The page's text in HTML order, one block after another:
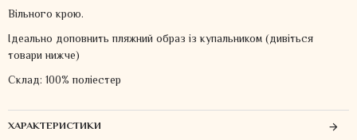
Вільного крою.
Ідеально доповнить пляжний образ із купальником (дивіться
товари нижче)
Склад: 100% поліестер
ХАРАКТЕРИСТИКИ